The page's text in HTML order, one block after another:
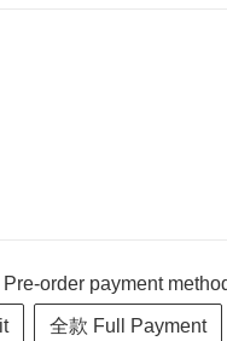
order payment
全款 Full Payment